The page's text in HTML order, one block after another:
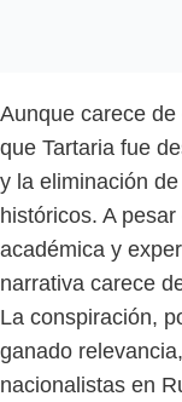
Aunque carece
que Tartaria fue
y la eliminación
históricos. A
académica y
narrativa carece
La conspiración,
ganado
nacionalistas en